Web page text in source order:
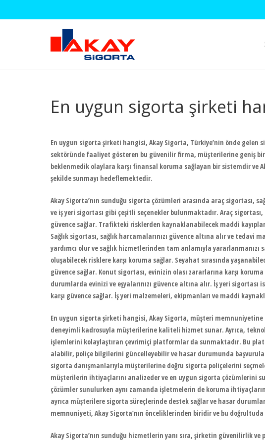
En uygun sigorta şirketi
En uygun sigorta şirketi hangisi, Akay Sigorta, Türkiye’nin önde
sektöründe faaliyet gösteren bu güvenilir firma, müşterilerine geniş
beklenmedik olaylara karşı finansal koruma sağlayan bir sistemdir ve
şekilde sunmayı hedeflemektedir.
Akay Sigorta’nın sunduğu sigorta çözümleri arasında araç sigortası,
ve iş yeri sigortası gibi çeşitli seçenekler bulunmaktadır. Araç
güvence sağlar. Trafikteki risklerden kaynaklanabilecek maddi
Sağlık sigortası, sağlık harcamalarınızı güvence altına alır ve tedavi
yardımcı olur ve sağlık hizmetlerinden tam anlamıyla yararlanmanızı
oluşabilecek risklere karşı koruma sağlar. Seyahat sırasında
güvence sağlar. Konut sigortası, evinizin olası zararlarına karşı
durumlarda evinizi ve eşyalarınızı güvence altına alır. İş yeri
karşı güvence sağlar. İş yeri malzemeleri, ekipmanları ve maddi
En uygun sigorta şirketi hangisi, Akay Sigorta, müşteri
deneyimli kadrosuyla müşterilerine kaliteli hizmet sunar. Ayrıca,
işlemlerini kolaylaştıran çevrimiçi platformlar da sunmaktadır. Bu
alabilir, poliçe bilgilerini güncelleyebilir ve hasar durumunda
sigorta danışmanlarıyla müşterilerine doğru sigorta poliçelerini
müşterilerin ihtiyaçlarını analizeder ve en uygun sigorta çözümlerini
çözümler sunulurken aynı zamanda işletmelerin de koruma
ayrıca müşterilere sigorta süreçlerinde destek sağlar ve hasar
memnuniyeti, Akay Sigorta’nın önceliklerinden biridir ve bu
Akay Sigorta’nın sunduğu hizmetlerin yanı sıra, şirketin güvenilirlik ve